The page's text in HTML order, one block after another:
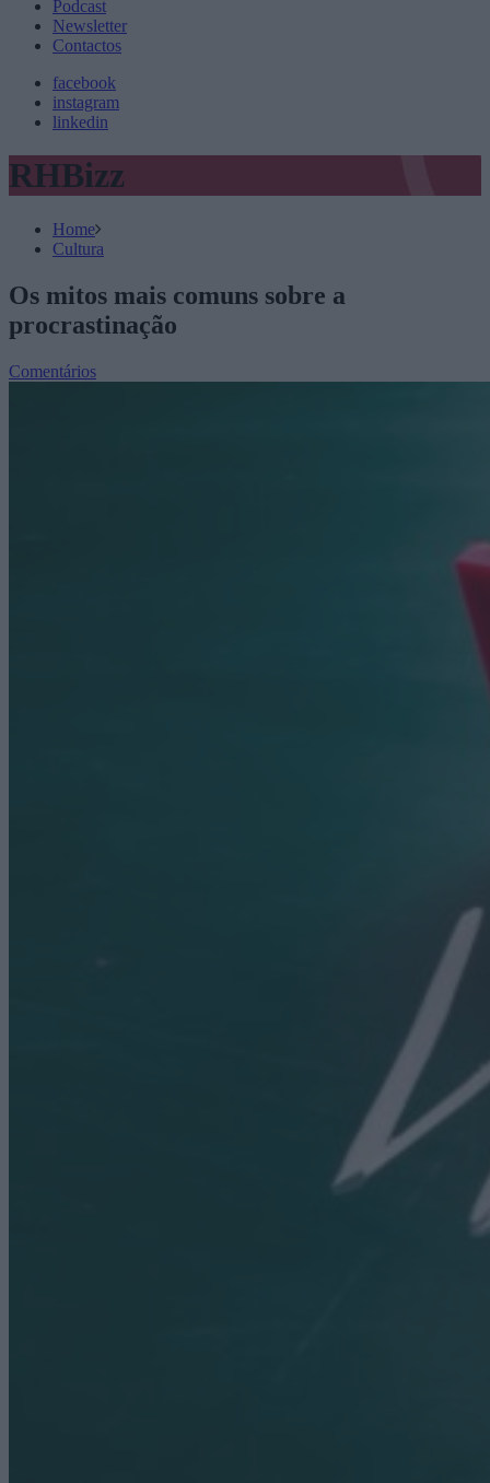
Podcast
Newsletter
Contactos
facebook
instagram
linkedin
RHBizz
Home
Cultura
Os mitos mais comuns sobre a
procrastinação
Comentários